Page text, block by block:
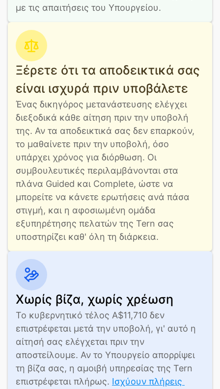
με τις απαιτήσεις του Υπουργείου.
Ξέρετε ότι τα αποδεικτικά σας
είναι ισχυρά πριν υποβάλετε
Ένας δικηγόρος μετανάστευσης ελέγχει
διεξοδικά κάθε αίτηση πριν την υποβολή
της. Αν τα αποδεικτικά σας δεν επαρκούν,
το μαθαίνετε πριν την υποβολή, όσο
υπάρχει χρόνος για διόρθωση. Οι
συμβουλευτικές περιλαμβάνονται στα
πλάνα Guided και Complete, ώστε να
μπορείτε να κάνετε ερωτήσεις ανά πάσα
στιγμή, και η αφοσιωμένη ομάδα
εξυπηρέτησης πελατών της Tern σας
υποστηρίζει καθ' όλη τη διάρκεια.
Χωρίς βίζα, χωρίς χρέωση
Το κυβερνητικό τέλος A$11,710 δεν
επιστρέφεται μετά την υποβολή, γι' αυτό η
αίτησή σας ελέγχεται πριν την
αποστείλουμε. Αν το Υπουργείο απορρίψει
τη βίζα σας, η αμοιβή υπηρεσίας της Tern
επιστρέφεται πλήρως. Ισχύουν πλήρεις